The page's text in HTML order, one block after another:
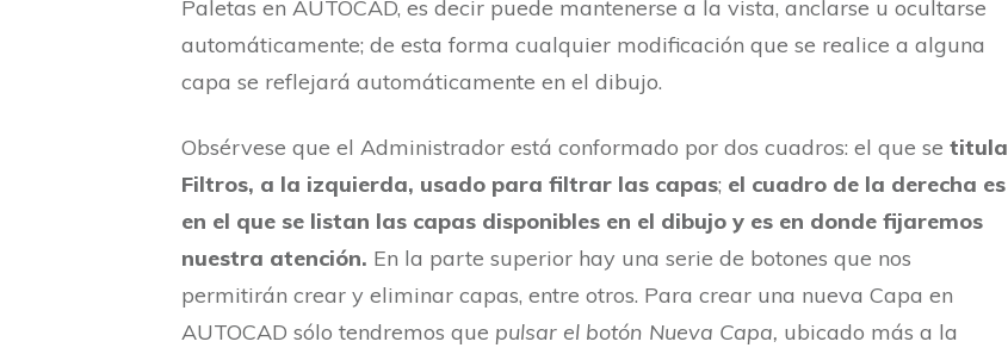
Paletas en AUTOCAD, es decir puede mantenerse a la vista, anclarse u ocultarse
automáticamente; de esta forma cualquier modificación que se realice a alguna
capa se reflejará automáticamente en el dibujo.
Obsérvese que el Administrador está conformado por dos cuadros: el que se titula
Filtros, a la izquierda, usado para filtrar las capas; el cuadro de la derecha es
en el que se listan las capas disponibles en el dibujo y es en donde fijaremos
nuestra atención. En la parte superior hay una serie de botones que nos
permitirán crear y eliminar capas, entre otros. Para crear una nueva Capa en
AUTOCAD sólo tendremos que pulsar el botón Nueva Capa, ubicado más a la